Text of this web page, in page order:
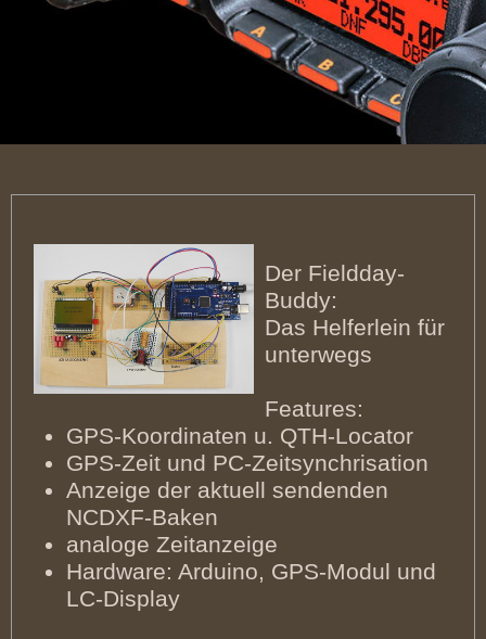
Der Fieldday-
Buddy:
Das Helferlein für
unterwegs
Features:
GPS-Koordinaten u. QTH-Locator
GPS-Zeit und PC-Zeitsynchrisation
Anzeige der aktuell sendenden
NCDXF-Baken
analoge Zeitanzeige
Hardware: Arduino, GPS-Modul und
LC-Display